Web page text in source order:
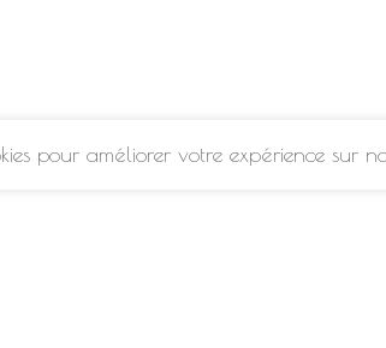
pour améliorer votre expérience sur